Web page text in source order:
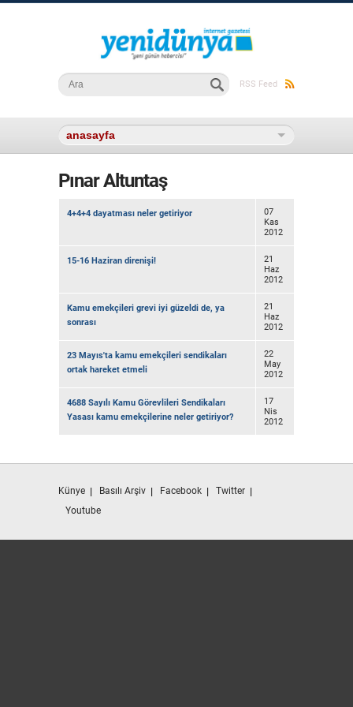
RSS Feed
Arama formu
Ara
Pınar Altuntaş
4+4+4 dayatması neler getiriyor
07
Kas
2012
15-16 Haziran direnişi!
21
Haz
2012
Kamu emekçileri grevi iyi güzeldi de, ya
sonrası
21
Haz
2012
23 Mayıs'ta kamu emekçileri sendikaları
ortak hareket etmeli
22
May
2012
4688 Sayılı Kamu Görevlileri Sendikaları
Yasası kamu emekçilerine neler getiriyor?
17
Nis
2012
Künye Basılı Arşiv Facebook
Twitter
Youtube